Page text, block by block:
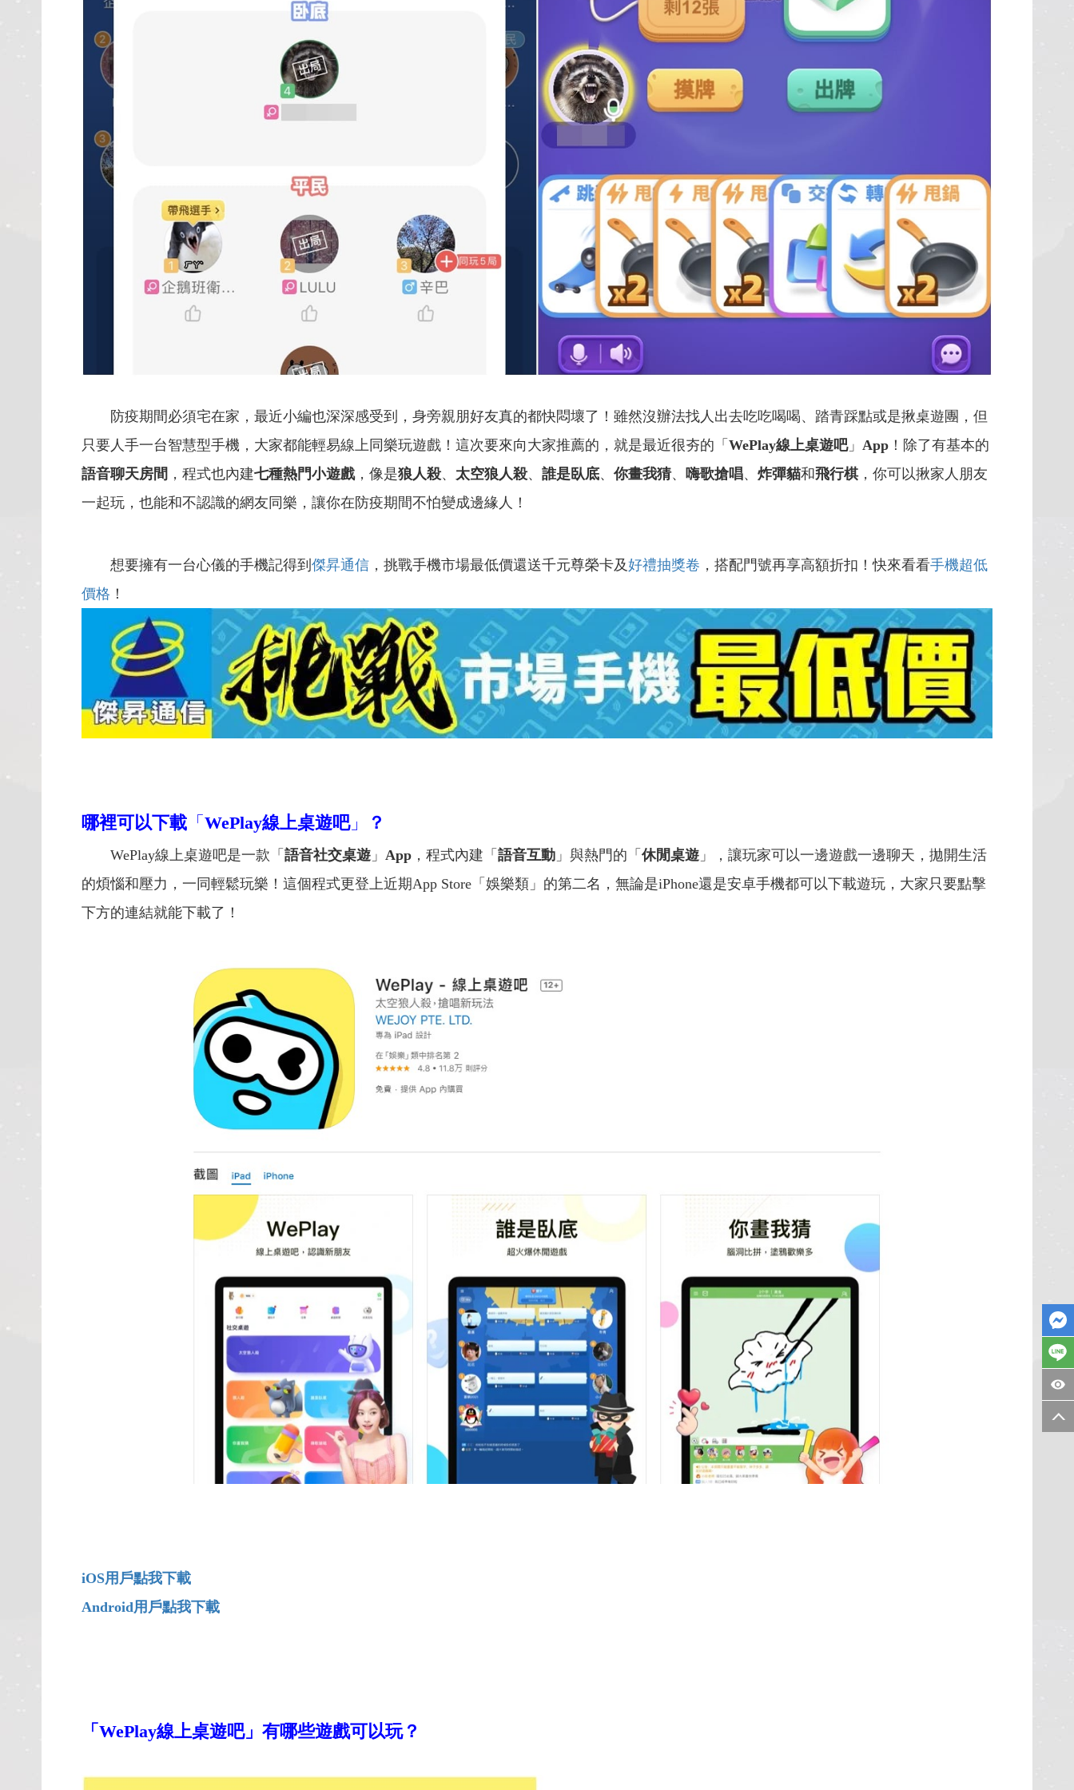
防疫期間必須宅在家，最近小編也深深感受到，身旁親朋好友真的都快悶壞了！雖然沒辦法找人出去吃吃喝喝、踏青踩點或是揪桌遊團，但
只要人手一台智慧型手機，大家都能輕易線上同樂玩遊戲！這次要來向大家推薦的，就是最近很夯的「 WePlay線上桌遊吧」 App ！除了有基本的
語音聊天房間 ，程式也內建七種熱門小遊戲，像是狼人殺、 太空狼人殺、 誰是臥底、 你畫我猜、 嗨歌搶唱、 炸彈貓和飛行棋，你可以揪家人朋友
一起玩，也能和不認識的網友同樂，讓你在防疫期間不怕變成邊緣人！
想要擁有一台心儀的手機記得到 傑昇通信 ，挑戰手機市場最低價還送千元尊榮卡及好禮抽獎卷 ，搭配門號再享高額折扣！快來看看手機超低
價格 ！
哪裡可以下載 「 WePlay線上桌遊吧」 ？
WePlay線上桌遊吧是一款「 語音社交桌遊 」 App ，程式內建「 語音互動 」與熱門的「 休閒桌遊 」，讓玩家可以一邊遊戲一邊聊天，拋開生活
的煩惱和壓力，一同輕鬆玩樂！這個程式更登上近期App Store「娛樂類」的第二名，無論是iPhone還是安卓手機都可以下載遊玩，大家只要點擊
下方的連結就能下載了！
iOS用戶點我下載
Android用戶點我下載
「WePlay線上桌遊吧」有哪些遊戲可以玩？